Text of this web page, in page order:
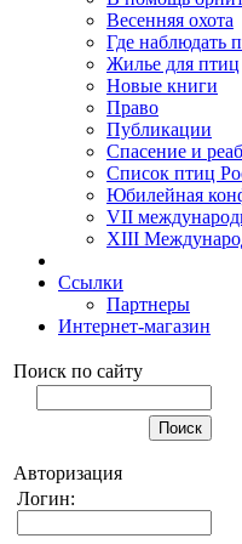
Весенняя охота
Где наблюдать
Жилье для птиц
Новые книги
Право
Публикации
Спасение и
Список птиц
Юбилейная
VII
XIII
Ссылки
Партнеры
Интернет-магазин
Поиск по сайту
Авторизация
Логин: